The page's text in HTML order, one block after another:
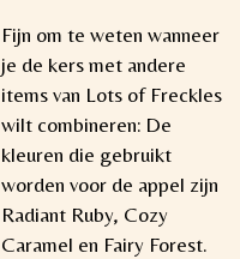
Fijn om te weten wanneer
je de kers met andere
items van Lots of Freckles
wilt combineren: De
kleuren die gebruikt
worden voor de appel zijn
Radiant Ruby, Cozy
Caramel en Fairy Forest.